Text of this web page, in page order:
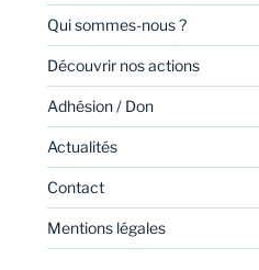
Qui sommes-nous ?
Découvrir nos actions
Adhésion / Don
Actualités
Contact
Mentions légales